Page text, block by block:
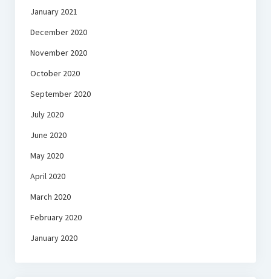
January 2021
December 2020
November 2020
October 2020
September 2020
July 2020
June 2020
May 2020
April 2020
March 2020
February 2020
January 2020